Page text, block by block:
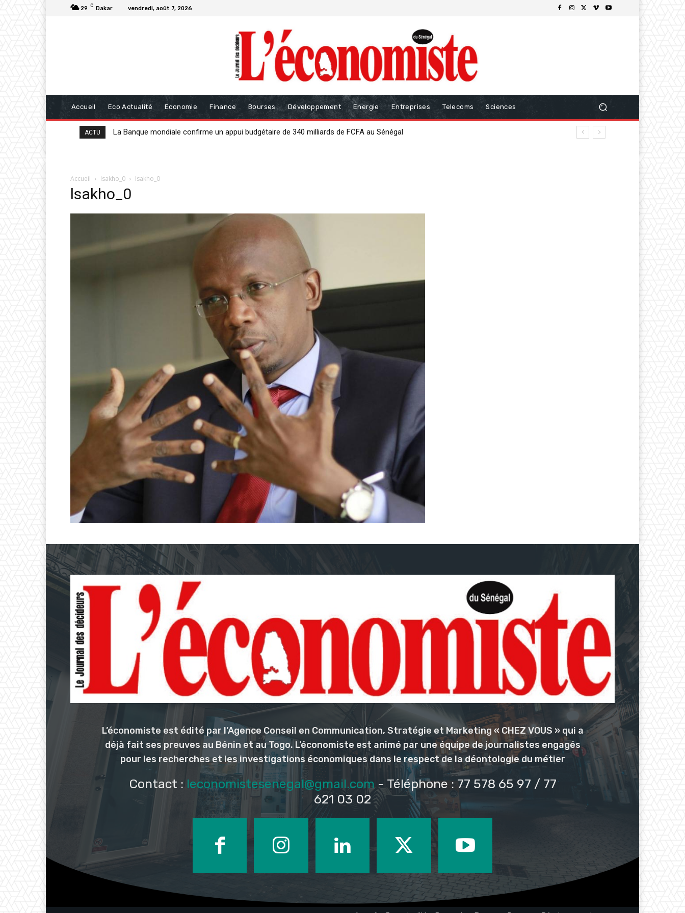
29 C Dakar vendredi, août 7, 2026
Accueil Eco Actualité Economie Finance Bourses Développement Energie Entreprises Telecoms Sciences
ACTU La Banque mondiale confirme un appui budgétaire de 340 milliards de FCFA au Sénégal
20 milliards de FCFA de la BAD pour renforcer la gouvernance des finances publiques
Accueil lsakho_0 lsakho_0
lsakho_0
L’économiste est édité par l’Agence Conseil en Communication, Stratégie et Marketing « CHEZ VOUS » qui a
déjà fait ses preuves au Bénin et au Togo. L’économiste est animé par une équipe de journalistes engagés
pour les recherches et les investigations économiques dans le respect de la déontologie du métier
Contact : leconomistesenegal@gmail.com - Téléphone : 77 578 65 97 / 77
621 03 02